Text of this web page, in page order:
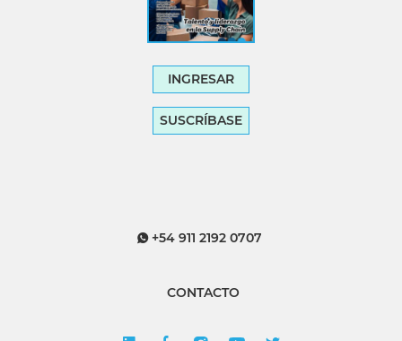
INGRESAR
SUSCRÍBASE
+54 911 2192 0707
CONTACTO